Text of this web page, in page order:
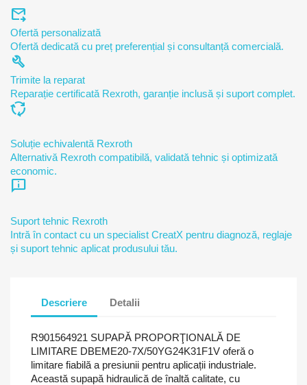
forward_to_inbox
Ofertă personalizată
Ofertă dedicată cu preț preferențial și consultanță comercială.
build
Trimite la reparat
Reparație certificată Rexroth, garanție inclusă și suport complet.
cycle
Soluție echivalentă Rexroth
Alternativă Rexroth compatibilă, validată tehnic și optimizată
economic.
chat_info
Suport tehnic Rexroth
Intră în contact cu un specialist CreatX pentru diagnoză, reglaje
și suport tehnic aplicat produsului tău.
Descriere Detalii
R901564921 SUPAPĂ PROPORŢIONALĂ DE
LIMITARE DBEME20-7X/50YG24K31F1V oferă o
limitare fiabilă a presiunii pentru aplicații industriale.
Această supapă hidraulică de înaltă calitate, cu